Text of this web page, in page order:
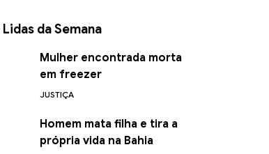
da Semana
Mulher encontrada morta
em freezer
JUSTIÇA
Homem mata filha e tira a
própria vida na Bahia